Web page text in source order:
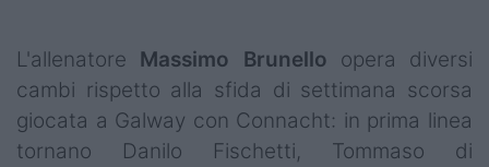
L'allenatore Massimo Brunello opera diversi
cambi rispetto alla sfida di settimana scorsa
giocata a Galway con Connacht: in prima linea
tornano Danilo Fischetti, Tommaso di